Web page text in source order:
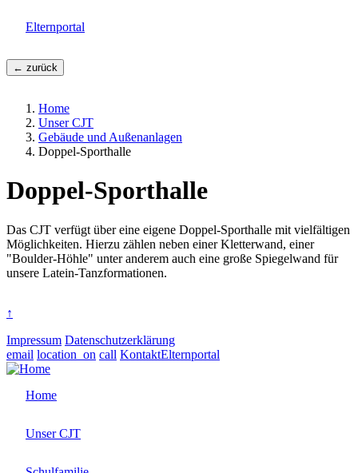
Elternportal
← zurück
Home
Unser CJT
Gebäude und Außenanlagen
Doppel-Sporthalle
Doppel-Sporthalle
Das CJT verfügt über eine eigene Doppel-Sporthalle mit vielfältigen
Möglichkeiten. Hierzu zählen neben einer Kletterwand, einer
"Boulder-Höhle" unter anderem auch eine große Spiegelwand für
unsere Latein-Tanzformationen.
↑
Impressum Datenschutzerklärung
email location_on call KontaktElternportal
Home
Unser CJT